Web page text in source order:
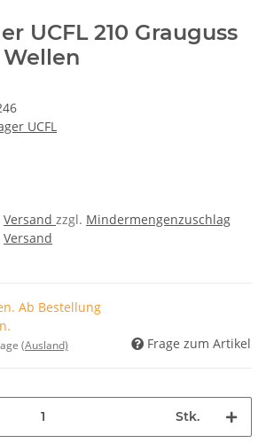
UCFL 210 Grauguss
UCFL
Versand zzgl. Mindermengenzuschlag
Versand
Ab Bestellung
(Ausland) Frage zum Artikel
Stk.